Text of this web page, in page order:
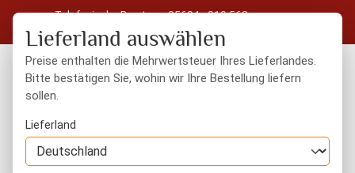
Zum Hauptinhalt springen
Telefonische Beratung: 05604 - 919 563
Kostenloser Versand in Deutschland ab 50 € Warenwert
Lieferland auswählen
Preise enthalten die Mehrwertsteuer Ihres Lieferlandes.
Bitte bestätigen Sie, wohin wir Ihre Bestellung liefern
sollen.
Lieferland